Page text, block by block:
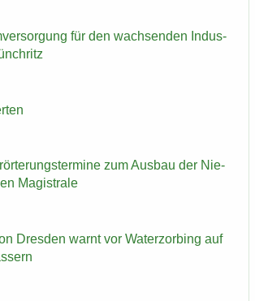
für den wach­sen­den In­dus­
zum Aus­bau der Nie­
Ma­gis­tra­le
Dres­den warnt vor Wa­ter­zor­bing auf